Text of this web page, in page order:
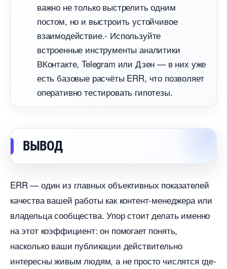
ажно не только выстрелить одним
постом, но и выстроить устойчивое
заимодействие.- Используйте
строенные инструменты аналитики
Контакте, Telegram или Дзен — в них уже
есть базовые расчёты ERR, что позволяет
оперативно тестировать гипотезы.
ЫВОД
ERR — один из главных объективных показателей
качества вашей работы как контент-менеджера или
ладельца сообщества. Упор стоит делать именно
на этот коэффициент: он помогает понять,
насколько ваши публикации действительно
интересны живым людям, а не просто числятся где-